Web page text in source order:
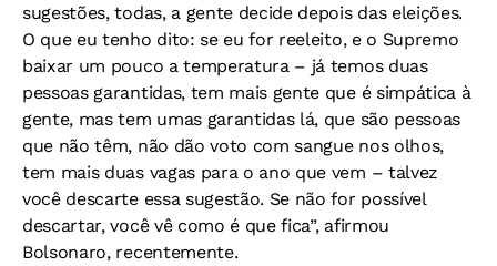
sugestões, todas, a gente decide depois das eleições.
O que eu tenho dito: se eu for reeleito, e o Supremo
baixar um pouco a temperatura – já temos duas
pessoas garantidas, tem mais gente que é simpática à
gente, mas tem umas garantidas lá, que são pessoas
que não têm, não dão voto com sangue nos olhos,
tem mais duas vagas para o ano que vem – talvez
você descarte essa sugestão. Se não for possível
descartar, você vê como é que fica”, afirmou
Bolsonaro, recentemente.